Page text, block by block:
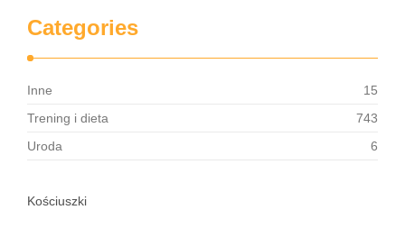
Categories
Inne
15
Trening i dieta
743
Uroda
6
Kościuszki